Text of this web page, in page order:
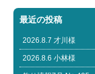
最近の投稿
2026.8.7 才川様
2026.8.6 小林様